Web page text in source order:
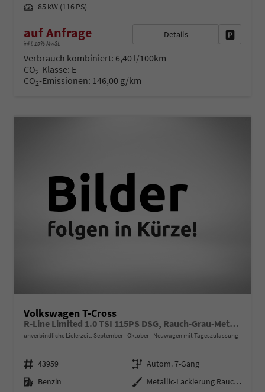
Leistung 85 kW (116 PS)
auf Anfrage
inkl. 19% MwSt.
Details
Verbrauch kombiniert: 6,40 l/100km
CO2-Klasse: E
CO2-Emissionen: 146,00 g/km
Volkswagen T-Cross
R-Line Limited 1.0 TSI 115PS DSG, Rauch-Grau-Metallic, 5 JAHRE GARANTIE, ANHÄNGERKUPPLUNG, CLIMATRONIC, SITZHEIZUNG, 18" Alu, MATRIX-LED, Adaptiver Tempomat ACC, Parksensoren, Rückfahrkamera, Keyless, Abgedunkelte Scheiben, Radio "Ready2Discover" + App-Connect
unverbindliche Lieferzeit: September - Oktober Neuwagen mit Tageszulassung
Fahrzeugnr. 43959 Getriebe Autom. 7-Gang
Kraftstoff Benzin Außenfarbe
Metallic-Lackierung Rauch-Grau